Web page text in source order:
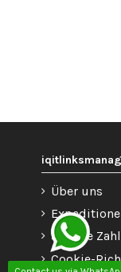
Über uns
Sichere
Cookie-